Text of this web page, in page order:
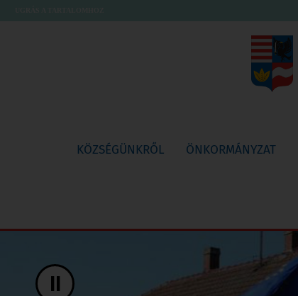
KÖZSÉGÜNKRŐL ÖNKORMÁNYZAT
II